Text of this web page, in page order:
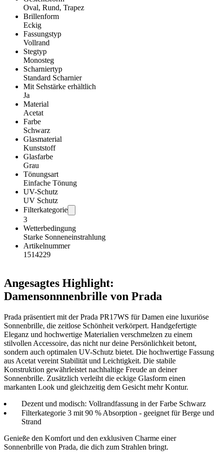
Oval, Rund, Trapez
Brillenform
Eckig
Fassungstyp
Vollrand
Stegtyp
Monosteg
Scharniertyp
Standard Scharnier
Mit Sehstärke erhältlich
Ja
Material
Acetat
Farbe
Schwarz
Glasmaterial
Kunststoff
Glasfarbe
Grau
Tönungsart
Einfache Tönung
UV-Schutz
UV Schutz
Filterkategorie
3
Wetterbedingung
Starke Sonneneinstrahlung
Artikelnummer
1514229
Angesagtes Highlight:
Damensonnnenbrille von Prada
Prada präsentiert mit der Prada PR17WS für Damen eine luxuriöse
Sonnenbrille, die zeitlose Schönheit verkörpert. Handgefertigte
Eleganz und hochwertige Materialien verschmelzen zu einem
stilvollen Accessoire, das nicht nur deine Persönlichkeit betont,
sondern auch optimalen UV-Schutz bietet. Die hochwertige Fassung
aus Acetat vereint Stabilität und Leichtigkeit. Die stabile
Konstruktion gewährleistet nachhaltige Freude an deiner
Sonnenbrille. Zusätzlich verleiht die eckige Glasform einen
markanten Look und gleichzeitig dem Gesicht mehr Kontur.
Dezent und modisch: Vollrandfassung in der Farbe Schwarz
Filterkategorie 3 mit 90 % Absorption - geeignet für Berge und
Strand
Genieße den Komfort und den exklusiven Charme einer
Sonnenbrille von Prada, die dich zum Strahlen bringt.